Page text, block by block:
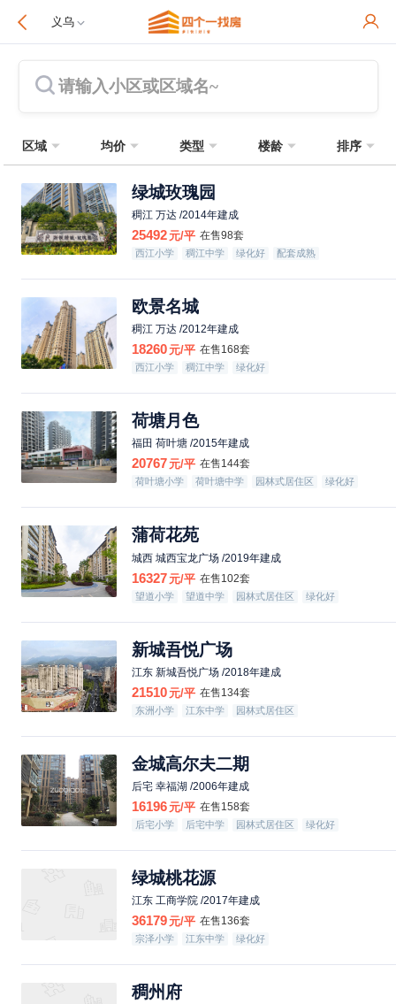
义乌
请输入小区或区域名~
区域 均价 类型 楼龄 排序
绿城玫瑰园
稠江 万达 /2014年建成
25492元/平 在售98套
西江小学 稠江中学 绿化好 配套成熟
欧景名城
稠江 万达 /2012年建成
18260元/平 在售168套
西江小学 稠江中学 绿化好
荷塘月色
福田 荷叶塘 /2015年建成
20767元/平 在售144套
荷叶塘小学 荷叶塘中学 园林式居住区 绿化好
蒲荷花苑
城西 城西宝龙广场 /2019年建成
16327元/平 在售102套
望道小学 望道中学 园林式居住区 绿化好
新城吾悦广场
江东 新城吾悦广场 /2018年建成
21510元/平 在售134套
东洲小学 江东中学 园林式居住区
金城高尔夫二期
后宅 幸福湖 /2006年建成
16196元/平 在售158套
后宅小学 后宅中学 园林式居住区 绿化好
绿城桃花源
江东 工商学院 /2017年建成
36179元/平 在售136套
宗泽小学 江东中学 绿化好
稠州府